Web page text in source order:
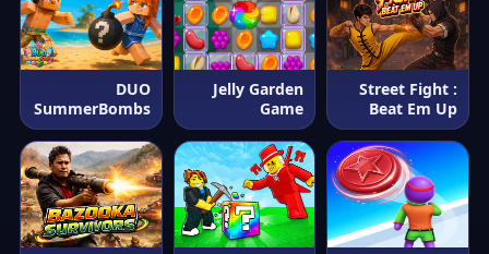
Street Fight :
Beat Em Up
Jelly Garden
Game
DUO
SummerBombs